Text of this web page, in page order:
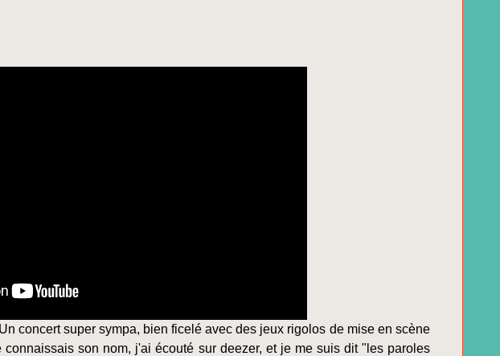
concert super sympa, bien ficelé avec des jeux rigolos de mise en scène
son nom, j'ai écouté sur deezer, et je me suis dit "les paroles